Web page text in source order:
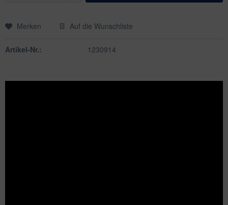
Merken Auf die Wunschliste
Artikel-Nr.: 1230914